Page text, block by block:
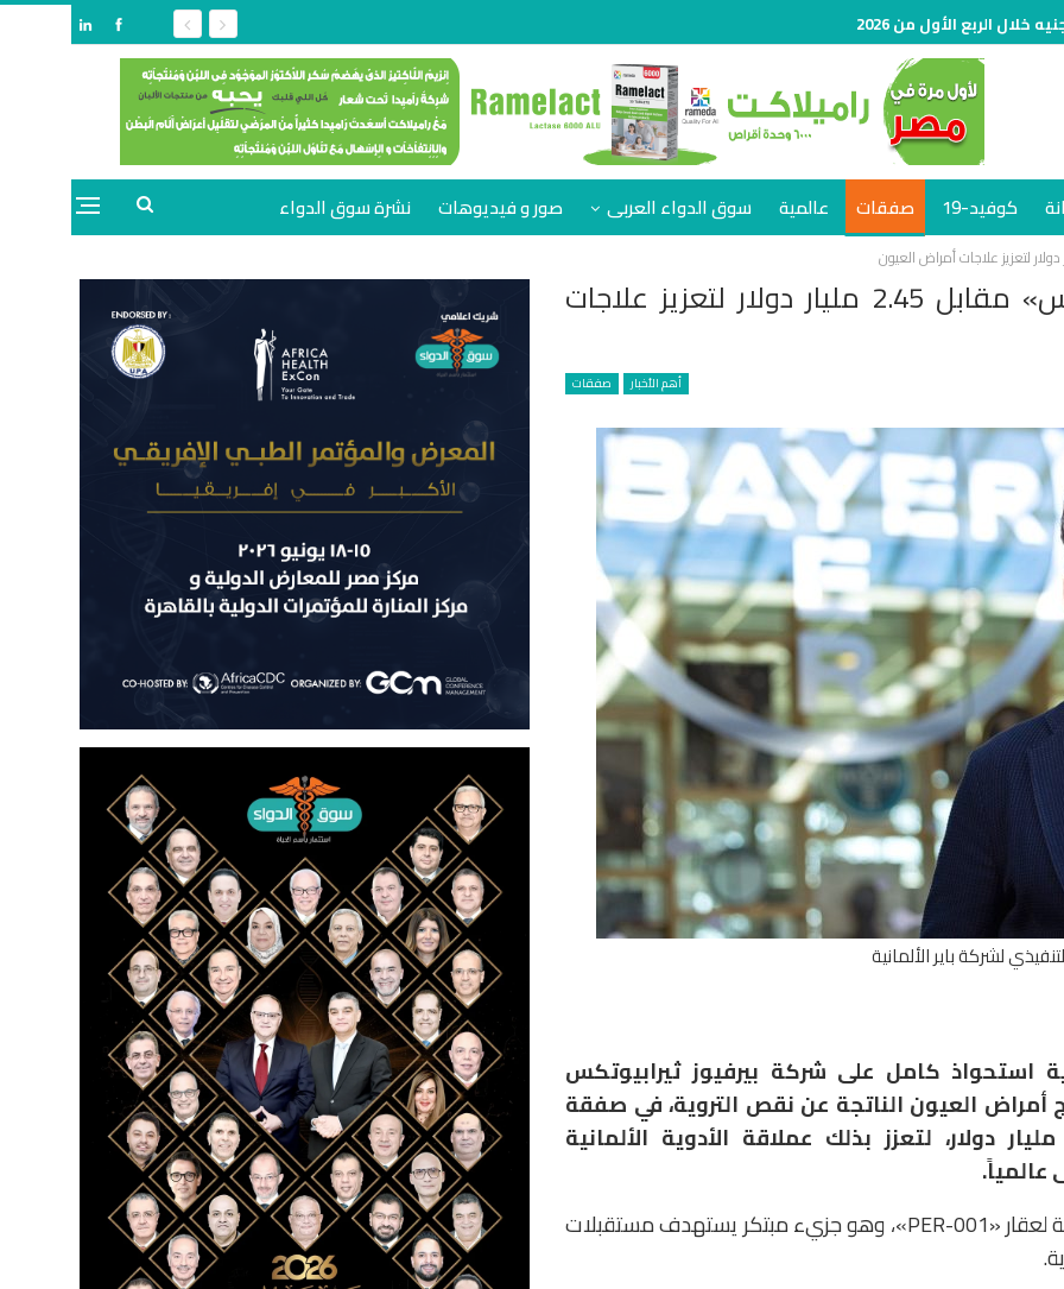
كوفيد-19 صفقات عالمية سوق الدواء العربى صور و فيديوهات نشرة سوق الدواء
«باير» تستحوذ على «بيرفيوز ثيرابيوتكس» مقابل 2.45 مليار دولار لتعزيز علاجات
أهم الأخبار صفقات
لشركة باير الألمانية
استحواذ كامل على شركة بيرفيوز ثيرابيوتكس
أمراض العيون الناتجة عن نقص التروية، في صفقة
تصل قيمتها الإجمالية إلى 2.45 مليار دولار، لتعزز بذلك عملاقة الأدوية الألمانية
وبموجب هذه الصفقة، تؤول لشركة باير الحقوق الكاملة لعقار «PER-001»، وهو جزيء مبتكر يستهدف مستقبلات